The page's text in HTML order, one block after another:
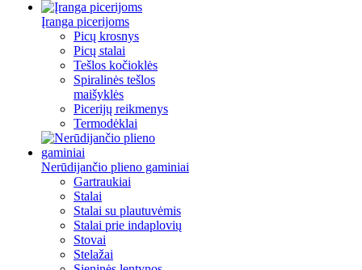
Įranga picerijoms
Picų krosnys
Picų stalai
Tešlos kočioklės
Spiralinės tešlos
maišyklės
Picerijų reikmenys
Termodėklai
Nerūdijančio plieno gaminiai
Gartraukiai
Stalai
Stalai su plautuvėmis
Stalai prie indaplovių
Stovai
Stelažai